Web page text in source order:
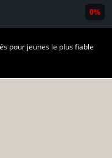
pour jeunes le plus fiable
0%